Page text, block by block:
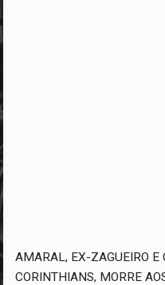
AMARAL, EX-ZAGUEIRO E
CORINTHIANS, MORRE